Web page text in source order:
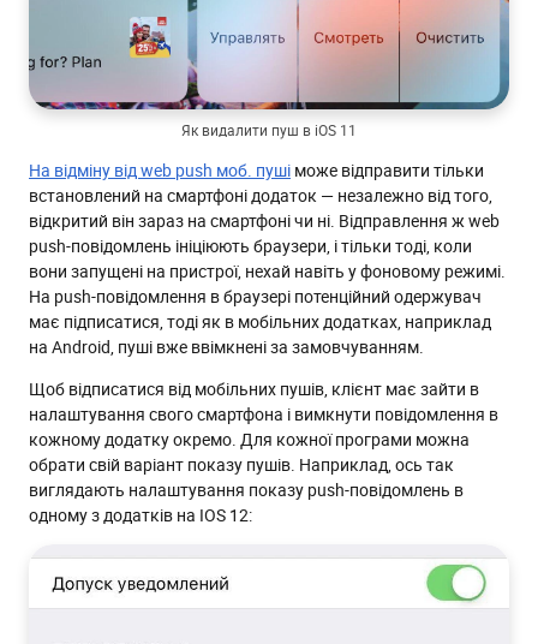
Як видалити пуш в iOS 11
На відміну від web push моб. пуші може відправити тільки
встановлений на смартфоні додаток — незалежно від того,
відкритий він зараз на смартфоні чи ні. Відправлення ж web
push-повідомлень ініціюють браузери, і тільки тоді, коли
вони запущені на пристрої, нехай навіть у фоновому режимі.
На push-повідомлення в браузері потенційний одержувач
має підписатися, тоді як в мобільних додатках, наприклад
на Android, пуші вже ввімкнені за замовчуванням.
Щоб відписатися від мобільних пушів, клієнт має зайти в
налаштування свого смартфона і вимкнути повідомлення в
кожному додатку окремо. Для кожної програми можна
обрати свій варіант показу пушів. Наприклад, ось так
виглядають налаштування показу push-повідомлень в
одному з додатків на IOS 12: